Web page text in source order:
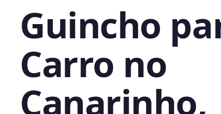
Guincho
Carro no
Canarinho,